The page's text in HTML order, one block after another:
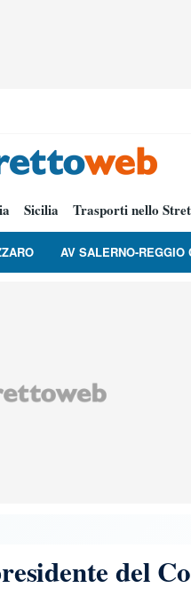
Sicilia Trasporti nello
AV SALERNO-REGGIO
del